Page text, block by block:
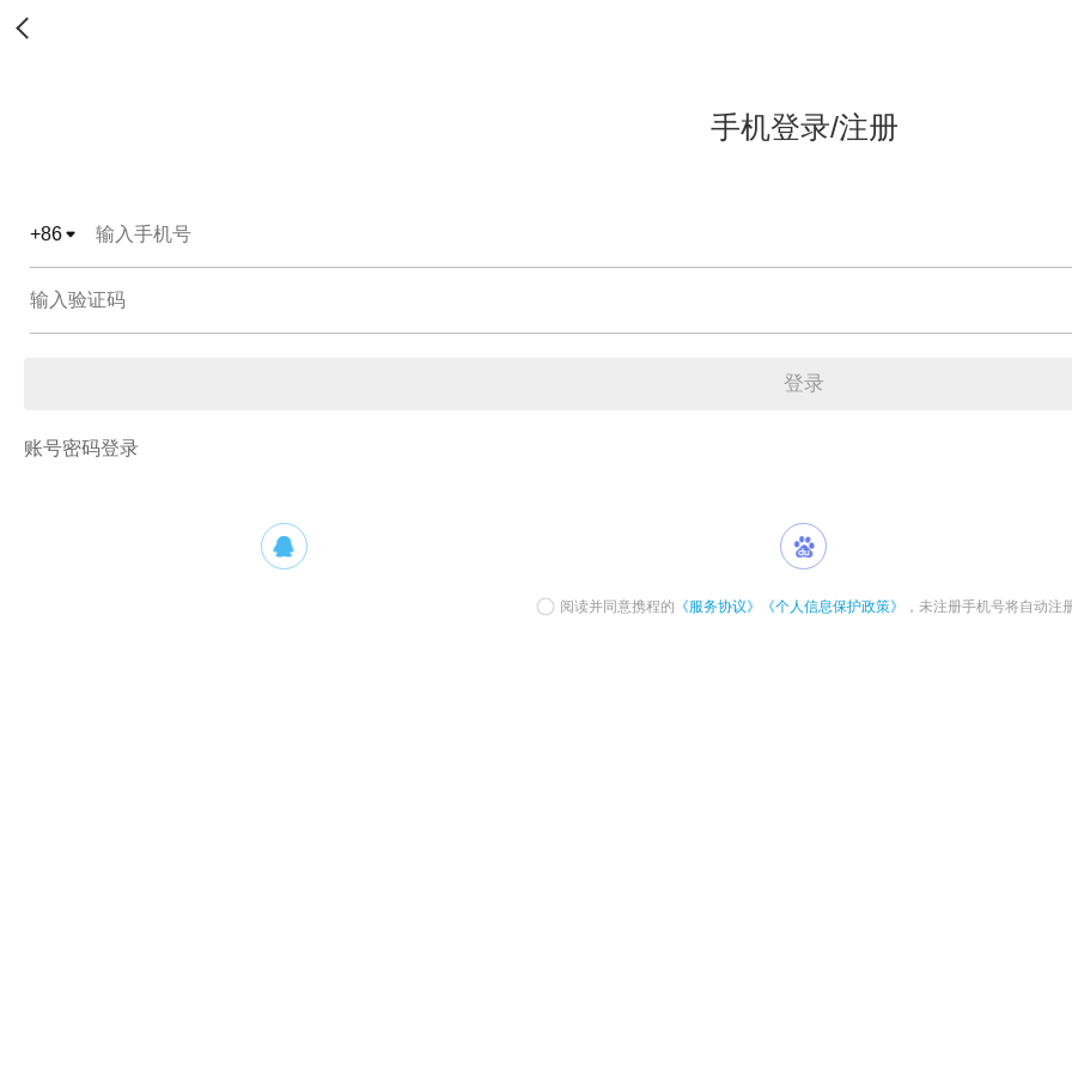
手机登录/注册
+86
登录
账号密码登录
阅读并同意携程的 《服务协议》 《个人信息保护政策》 ，未注册手机号将自动注